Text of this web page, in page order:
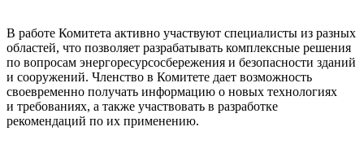
В работе Комитета активно участвуют специалисты из разных
областей, что позволяет разрабатывать комплексные решения
по вопросам энергоресурсосбережения и безопасности зданий
и сооружений. Членство в Комитете дает возможность
своевременно получать информацию о новых технологиях
и требованиях, а также участвовать в разработке
рекомендаций по их применению.